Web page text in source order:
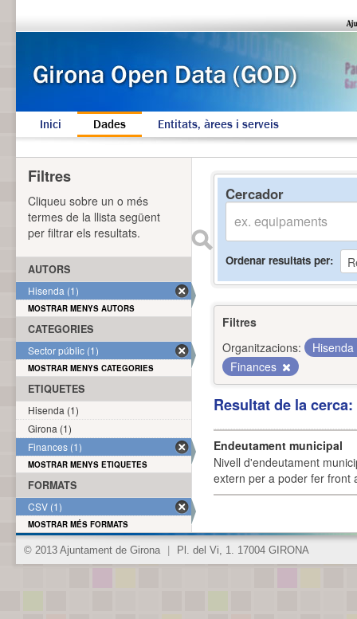
Inici Dades Entitats, àrees i serveis
Cercador
Ordenar resultats per
Filtres
Organitzacions:
Hisenda
Finances
Resultat de la
Endeutament municipal
Nivell d'endeutament
extern per a poder fer front
Filtres
Cliqueu sobre un o més
termes de la llista següent
per filtrar els resultats.
AUTORS
Hisenda (1)
MOSTRAR MENYS AUTORS
CATEGORIES
Sector públic (1)
MOSTRAR MENYS CATEGORIES
ETIQUETES
Hisenda (1)
Girona (1)
Finances (1)
MOSTRAR MENYS ETIQUETES
FORMATS
CSV (1)
MOSTRAR MÉS FORMATS
© 2013 Ajuntament de Girona Pl. del Vi, 1. 17004 GIRONA